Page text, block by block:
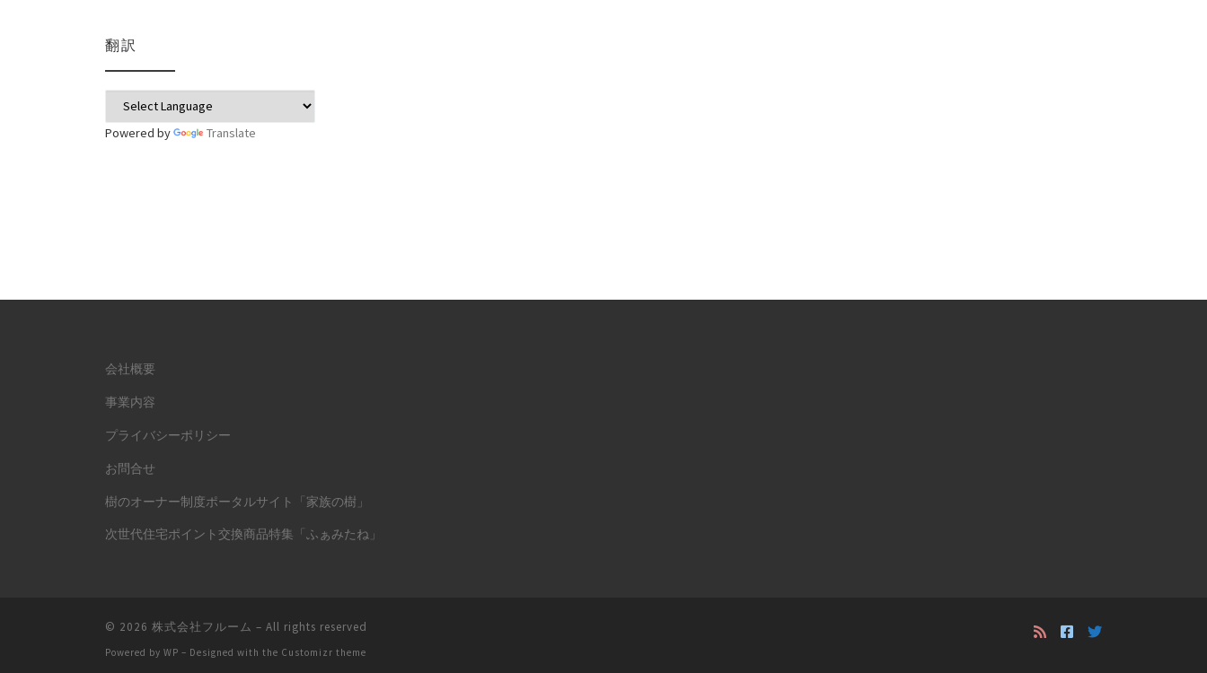
翻訳
Powered by Translate
会社概要
事業内容
プライバシーポリシー
お問合せ
樹のオーナー制度ポータルサイト「家族の樹」
次世代住宅ポイント交換商品特集「ふぁみたね」
© 2026 株式会社フルーム – All rights reserved
Powered by WP – Designed with the Customizr theme